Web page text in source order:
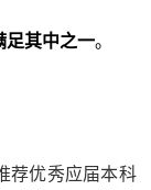
足其中之一。
荐优秀应届本科